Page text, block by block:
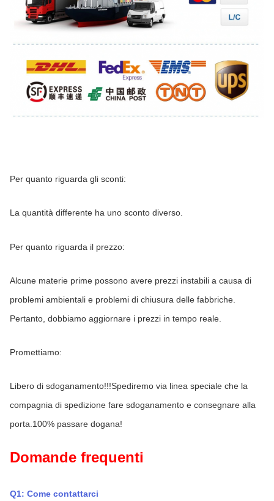
Per quanto riguarda gli sconti:
La quantità differente ha uno sconto diverso.
Per quanto riguarda il prezzo:
Alcune materie prime possono avere prezzi instabili a causa di
problemi ambientali e problemi di chiusura delle fabbriche.
Pertanto, dobbiamo aggiornare i prezzi in tempo reale.
Promettiamo:
Libero di sdoganamento!!!Spediremo via linea speciale che la
compagnia di spedizione fare sdoganamento e consegnare alla
porta.100% passare dogana!
Domande frequenti
Q1: Come contattarci